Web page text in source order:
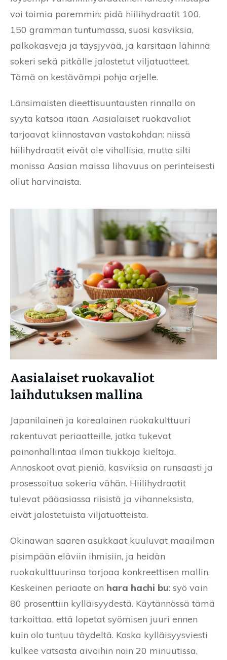
voi toimia paremmin: pidä hiilihydraatit 100,
150 gramman tuntumassa, suosi kasviksia,
palkokasveja ja täysjyvää, ja karsitaan lähinnä
sokeri sekä pitkälle jalostetut viljatuotteet.
Tämä on kestävämpi pohja arjelle.
Länsimaisten dieettisuuntausten rinnalla on
syytä katsoa itään. Aasialaiset ruokavaliot
tarjoavat kiinnostavan vastakohdan: niissä
hiilihydraatit eivät ole vihollisia, mutta silti
monissa Aasian maissa lihavuus on perinteisesti
ollut harvinaista.
Aasialaiset ruokavaliot
laihdutuksen mallina
Japanilainen ja korealainen ruokakulttuuri
rakentuvat periaatteille, jotka tukevat
painonhallintaa ilman tiukkoja kieltoja.
Annoskoot ovat pieniä, kasviksia on runsaasti ja
prosessoitua sokeria vähän. Hiilihydraatit
tulevat pääasiassa riisistä ja vihanneksista,
eivät jalostetuista viljatuotteista.
Okinawan saaren asukkaat kuuluvat maailman
pisimpään eläviin ihmisiin, ja heidän
ruokakulttuurinsa tarjoaa konkreettisen mallin.
Keskeinen periaate on hara hachi bu: syö vain
80 prosenttiin kylläisyydestä. Käytännössä tämä
tarkoittaa, että lopetat syömisen juuri ennen
kuin olo tuntuu täydeltä. Koska kylläisyysviesti
kulkee vatsasta aivoihin noin 20 minuutissa,